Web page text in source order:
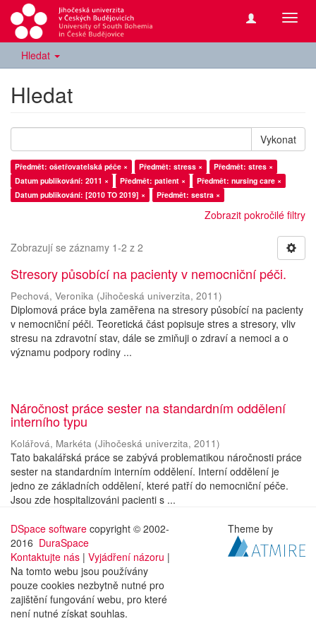
Hledat
Hledat
Vykonat
Předmět: ošetřovatelská péče × Předmět: stress ×
Předmět: stres ×
Datum publikování: 2011 ×
Předmět: patient ×
Předmět: nursing care ×
Datum publikování: [2010 TO 2019] ×
Předmět: sestra ×
Zobrazit pokročilé filtry
Zobrazují se záznamy 1-2 z 2
Stresory působící na pacienty v nemocniční péči.
Pechová, Veronika (Jihočeská univerzita, 2011)
Diplomová práce byla zaměřena na stresory působící na pacienty
v nemocniční péči. Teoretická část popisuje stres a stresory, vliv
stresu na zdravotní stav, dále se zmiňuji o zdraví a nemoci a o
významu podpory rodiny ...
Náročnost práce sester na standardním oddělení
interního typu
Kolářová, Markéta (Jihočeská univerzita, 2011)
Tato bakalářská práce se zabývá problematikou náročnosti práce
sester na standardním interním oddělení. Interní oddělení je
jedno ze základních oddělení, které patří do nemocniční péče.
Jsou zde hospitalizováni pacienti s ...
DSpace software copyright © 2002-
2016 DuraSpace
Kontaktujte nás | Vyjádření názoru |
Na tomto webu jsou používány
pouze cookies nezbytně nutné pro
zajištění fungování webu, pro které
není nutné získat souhlas.
Theme by